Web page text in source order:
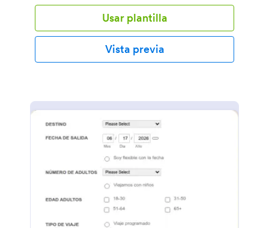
Usar plantilla
Vista previa